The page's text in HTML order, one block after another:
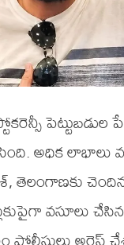
అధిక లాభాలు
తెలంగాణకు
వసూలు